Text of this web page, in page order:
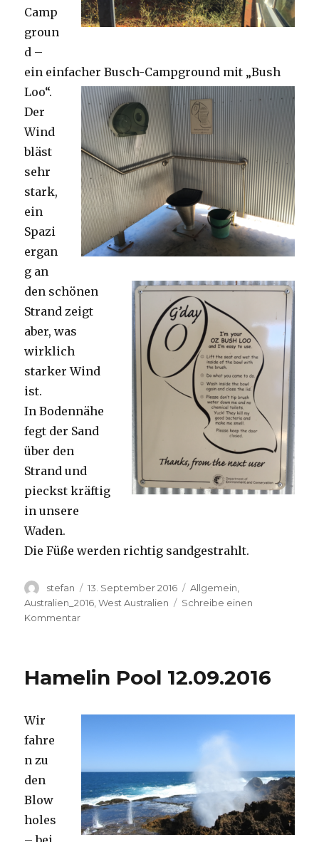
Camp
groun
d –
ein einfacher Busch-Campground mit „Bush
Loo“.
Der
Wind
bläst
sehr
stark,
ein
Spazi
ergan
g an
den schönen
Strand zeigt
aber, was
wirklich
starker Wind
ist.
In Bodennähe
fegt der Sand
über den
Strand und
pieckst kräftig
in unsere
Waden.
Die Füße werden richtig sandgestrahlt.
Autor
stefan
Veröffentlicht
am
13. September 2016 Kategorien
Allgemein
Australien_2016 ,West Australien
Schreibe einen
Kommentarzu
Hamelin Pool 12.09.2016
Wir
fahre
n zu
den
Blow
holes